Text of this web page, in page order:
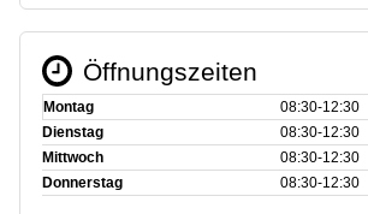
Öffnungszeiten
Montag 08:30‑12:30
Dienstag
08:30‑12:30
Mittwoch
08:30‑12:30
Donnerstag
08:30‑12:30